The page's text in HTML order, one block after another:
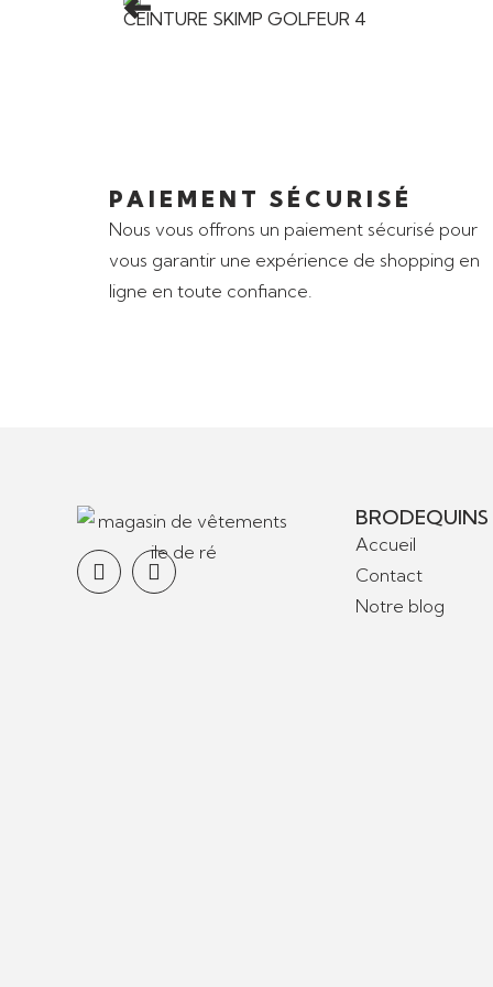
CEINTURE SKIMP GOLFEUR 4
PAIEMENT SÉCURISÉ
Nous vous offrons un paiement sécurisé pour
vous garantir une expérience de shopping en
ligne en toute confiance.
BRODEQUINS
Accueil
Contact
Notre blog